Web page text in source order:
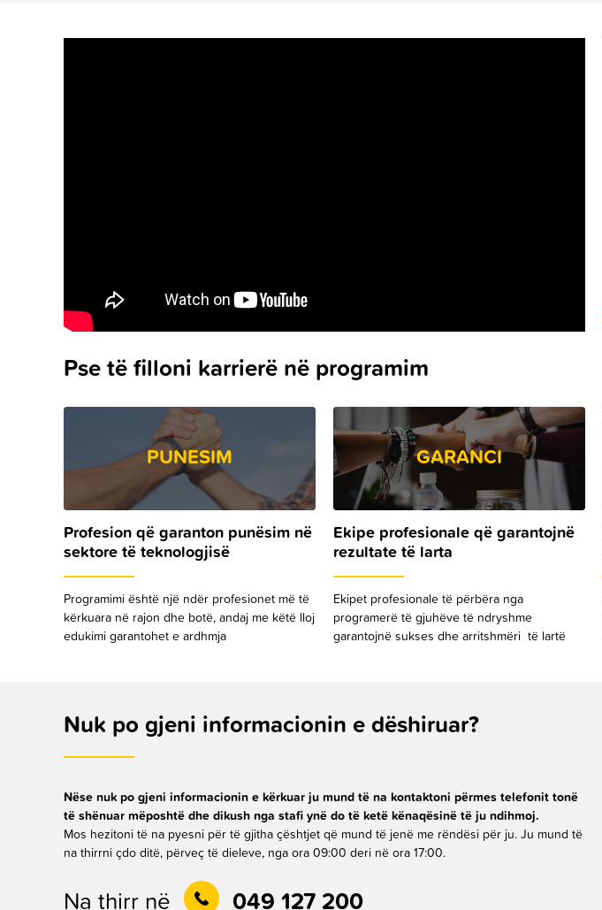
Pse të filloni karrierë në programim
PUNESIM
Profesion që garanton punësim në
sektore të teknologjisë
Programimi është një ndër profesionet më të
kërkuara në rajon dhe botë, andaj me këtë lloj
edukimi garantohet e ardhmja
GARANCI
Ekipe profesionale që garantojnë
rezultate të larta
Ekipet profesionale të përbëra nga
programerë të gjuhëve të ndryshme
garantojnë sukses dhe arritshmëri të lartë
Nuk po gjeni informacionin e dëshiruar?
Nëse nuk po gjeni informacionin e kërkuar ju mund të na kontaktoni përmes telefonit tonë
të shënuar mëposhtë dhe dikush nga stafi ynë do të ketë kënaqësinë të ju ndihmoj.
Mos hezitoni të na pyesni për të gjitha çështjet që mund të jenë me rëndësi për ju. Ju mund të
na thirrni çdo ditë, përveç të dieleve, nga ora 09:00 deri në ora 17:00.
Na thirr në 049 127 200